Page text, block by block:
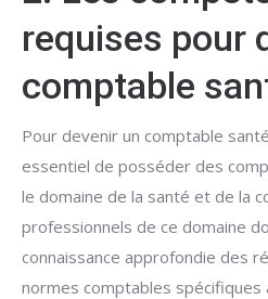
requises pour
comptable
Pour devenir un comptable
essentiel de posséder des
le domaine de la santé et de la
professionnels de ce domaine
connaissance approfondie des
normes comptables spécifiques